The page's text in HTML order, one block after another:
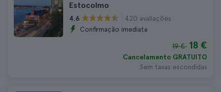
Estocolmo
4.6
420 avaliações
Confirmação imediata
19 € 18 €
Cancelamento GRATUITO
Sem taxas escondidas